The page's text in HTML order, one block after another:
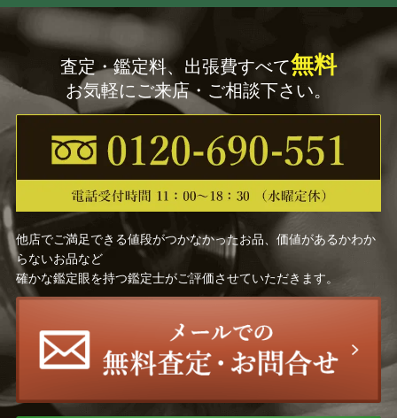
査定・鑑定料、出張費すべて無料
お気軽にご来店・ご相談下さい。
他店でご満足できる値段がつかなかったお品、価値があるかわか
らないお品など
確かな鑑定眼を持つ鑑定士がご評価させていただきます。